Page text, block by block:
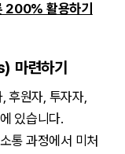
200% 활용하기
마련하기
후원자, 투자자,
있습니다.
통 과정에서 미처